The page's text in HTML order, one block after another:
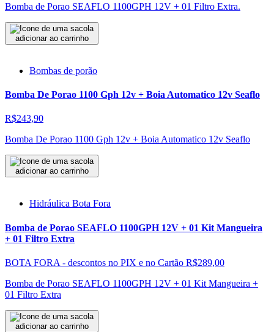
Bomba de Porao SEAFLO 1100GPH 12V + 01 Filtro Extra.
adicionar ao carrinho
Bombas de porão
Bomba De Porao 1100 Gph 12v + Boia Automatico 12v Seaflo
R$243,90
Bomba De Porao 1100 Gph 12v + Boia Automatico 12v Seaflo
adicionar ao carrinho
Hidráulica Bota Fora
Bomba de Porao SEAFLO 1100GPH 12V + 01 Kit Mangueira
+ 01 Filtro Extra
BOTA FORA - descontos no PIX e no Cartão R$289,00
Bomba de Porao SEAFLO 1100GPH 12V + 01 Kit Mangueira +
01 Filtro Extra
adicionar ao carrinho